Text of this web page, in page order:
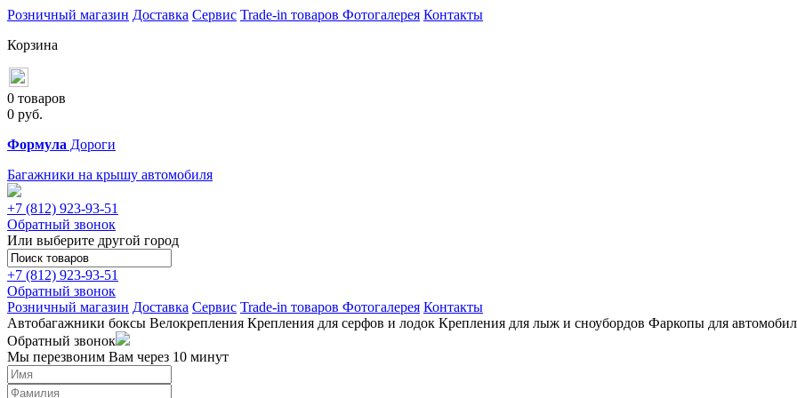
Розничный магазин Доставка Сервис Trade-in товаров Фотогалерея Контакты
Корзина
0 товаров
0 руб.
Формула Дороги
Багажники на крышу автомобиля
+7 (812) 923-93-51
Обратный звонок
Или выберите другой город
+7 (812) 923-93-51
Обратный звонок
Розничный магазин Доставка Сервис Trade-in товаров Фотогалерея Контакты
Автобагажники боксы Велокрепления Крепления для серфов и лодок Крепления для лыж и сноубордов Фаркопы для
Обратный звонок
Мы перезвоним Вам через 10 минут